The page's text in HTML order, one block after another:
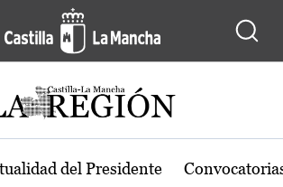
la región de Castilla-
del Presidente